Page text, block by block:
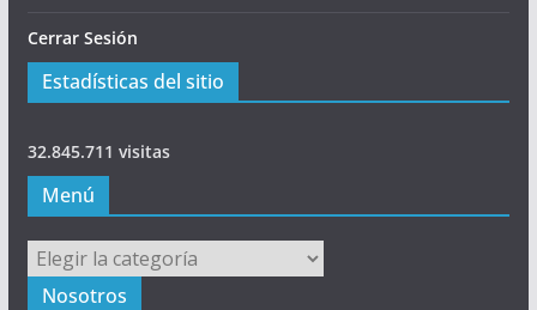
Cerrar Sesión
Estadísticas del sitio
32.845.711 visitas
Menú
Menú
Nosotros